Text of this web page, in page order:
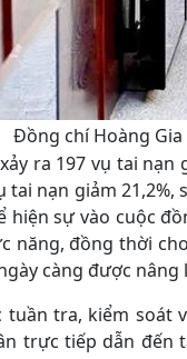
Đồng chí Hoàng
ra 197 vụ tai
tai nạn giảm
hiện sự vào cuộc
năng, đồng thời
càng được nâng
tuần tra, kiểm soát
trực tiếp dẫn đến